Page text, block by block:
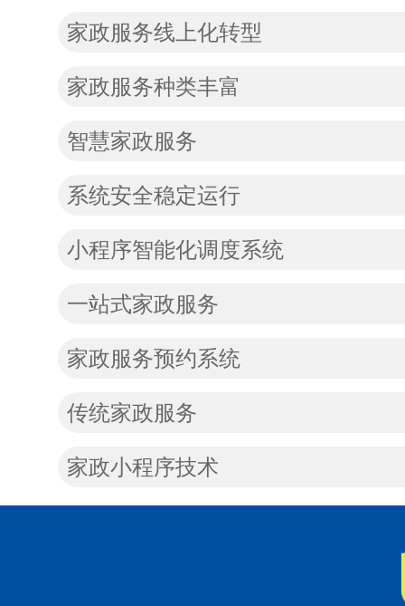
家政服务线上化转型
家政服务种类丰富
智慧家政服务
系统安全稳定运行
小程序智能化调度系统
一站式家政服务
家政服务预约系统
传统家政服务
家政小程序技术